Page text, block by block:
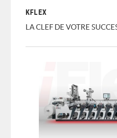
KFLEX
LA CLEF DE VOTRE